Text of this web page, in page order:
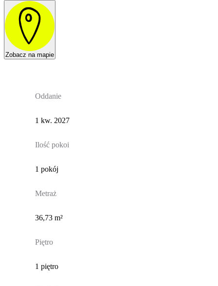
Zobacz na mapie
Oddanie
1 kw. 2027
Ilość pokoi
1 pokój
Metraż
36,73 m²
Piętro
1 piętro